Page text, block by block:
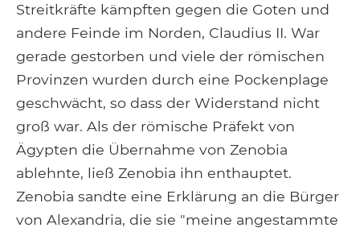
Streitkräfte kämpften gegen die Goten und
andere Feinde im Norden, Claudius II. War
gerade gestorben und viele der römischen
Provinzen wurden durch eine Pockenplage
geschwächt, so dass der Widerstand nicht
groß war. Als der römische Präfekt von
Ägypten die Übernahme von Zenobia
ablehnte, ließ Zenobia ihn enthauptet.
Zenobia sandte eine Erklärung an die Bürger
von Alexandria, die sie "meine angestammte